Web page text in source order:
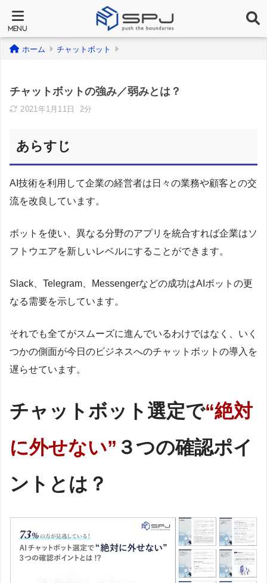
ホーム チャットボット
チャットボットの強み／弱みとは？
2021年1月11日 2分
あらすじ
AI技術を利用して企業の経営者は日々の業務や顧客との交
流を改良しています。
ボットを使い、異なる分野のアプリを統合すれば企業はソ
フトウエアを新しいレベルにすることができます。
Slack、Telegram、Messengerなどの成功はAIボットの更
なる需要を示しています。
それでも全てがスムーズに進んでいるわけではなく、いく
つかの側面が今日のビジネスへのチャットボットの導入を
遅らせています。
チャットボット選定で“絶対
に外せない” ３つの確認ポイ
ントとは？